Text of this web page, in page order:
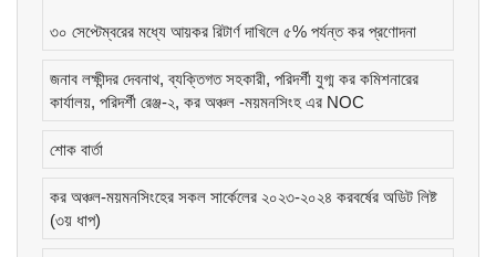
৩০ সেপ্টেম্বরের মধ্যে আয়কর রিটার্ণ দাখিলে ৫% পর্যন্ত কর প্রণোদনা
জনাব লক্ষীন্দর দেবনাথ, ব্যক্তিগত সহকারী, পরিদর্শী যুগ্ম কর কমিশনারের
কার্যালয়, পরিদর্শী রেঞ্জ-২, কর অঞ্চল -ময়মনসিংহ এর NOC
শোক বার্তা
কর অঞ্চল-ময়মনসিংহের সকল সার্কেলের ২০২৩-২০২৪ করবর্ষের অডিট লিষ্ট
(৩য় ধাপ)